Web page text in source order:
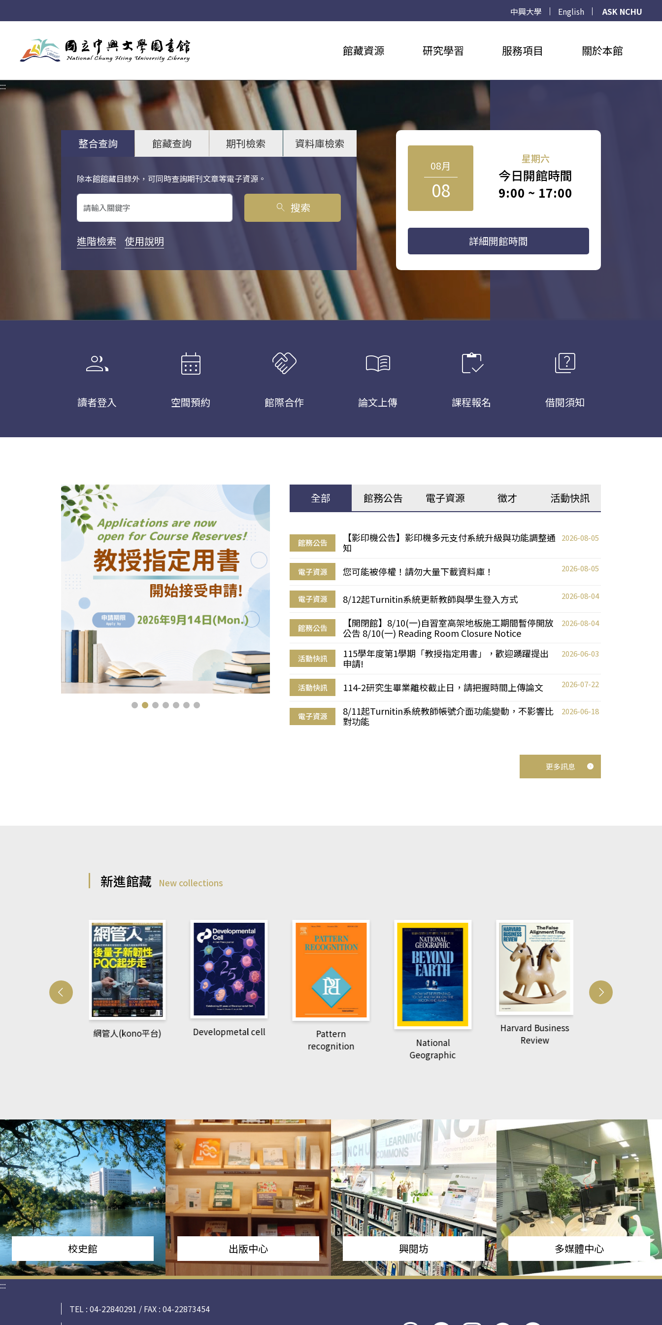
中興大學 English
ASK NCHU
館藏資源 研究學習 服務項目 關於本館
:::
整合查詢 館藏查詢 期刊檢索 資料庫檢索
除本館館藏目錄外，可同時查詢期刊文章等電子資源。
關鍵字搜尋
search 搜索
進階檢索 使用說明
08月
08
星期六
今日開館時間
9:00 ~ 17:00
詳細開館時間
group
讀者登入
calendar_month
空間預約
handshake
館際合作
menu_book
論文上傳
inventory
課程報名
quiz
借閱須知
全部 館務公告 電子資源 徵才 活動快訊
館務公告
【影印機公告】影印機多元支付系統升級與功能調整通
知
2026-08-05
電子資源 您可能被停權！請勿大量下載資料庫！ 2026-08-05
電子資源 8/12起Turnitin系統更新教師與學生登入方式 2026-08-04
館務公告
【開閉館】8/10(一)自習室高架地板施工期間暫停開放
公告 8/10(一) Reading Room Closure Notice
2026-08-04
活動快訊
115學年度第1學期「教授指定用書」，歡迎踴躍提出
申請!
2026-06-03
活動快訊 114-2研究生畢業離校截止日，請把握時間上傳論文 2026-07-22
電子資源
8/11起Turnitin系統教師帳號介面功能變動，不影響比
對功能
2026-06-18
更多訊息
新進館藏 New collections
網管人(kono平台) Developmetal cell
Pattern
recognition
National
Geographic
Harvard Business
Review
校史館 出版中心 興閱坊 多媒體中心
:::
TEL : 04-22840291 / FAX : 04-22873454